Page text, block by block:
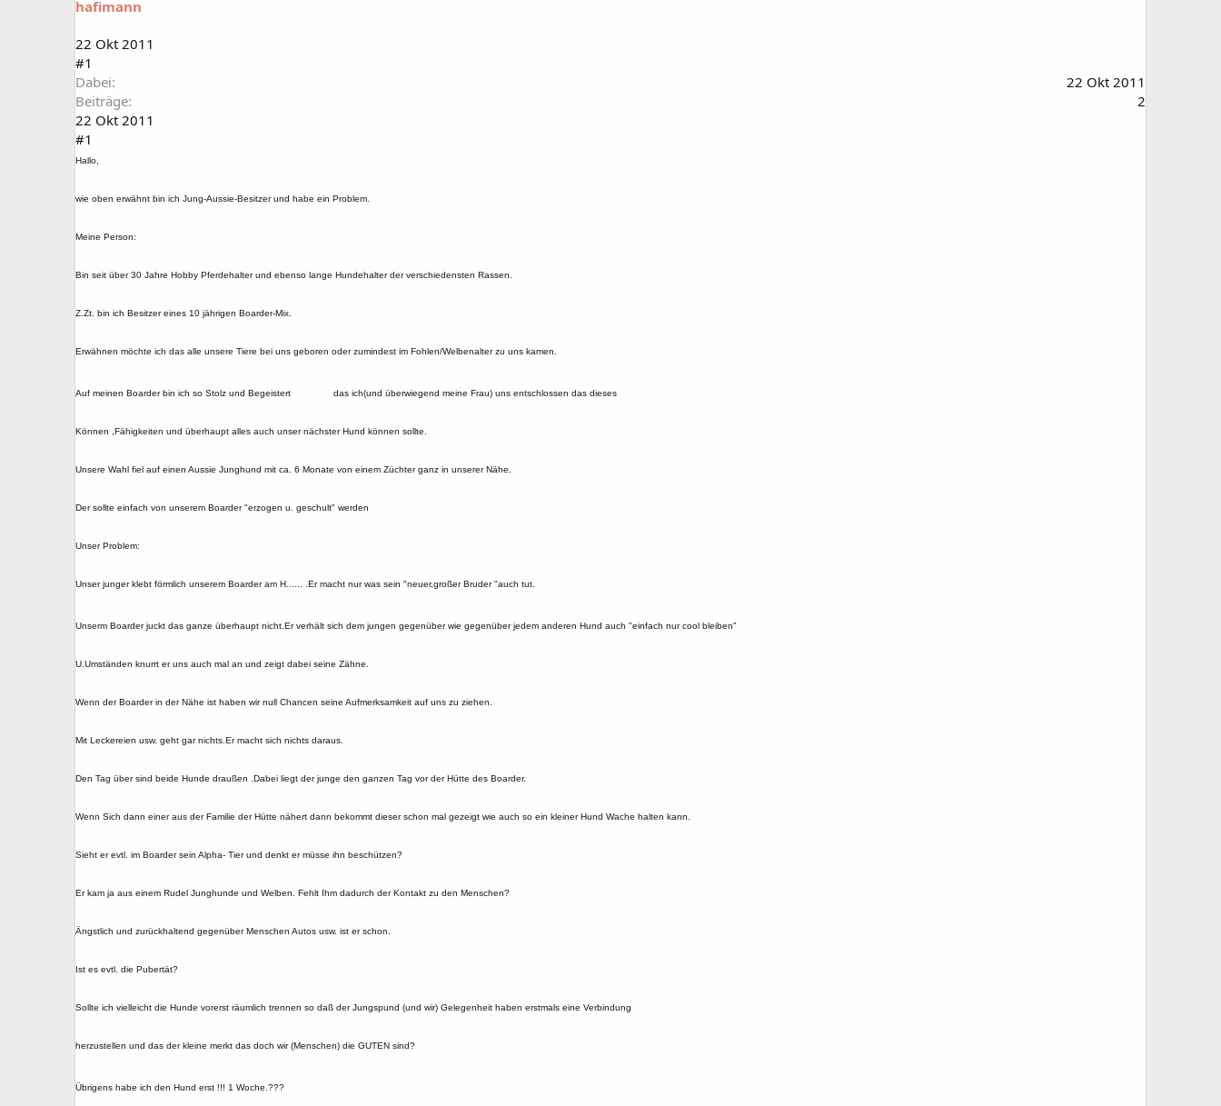
a
t
r
hafimann
22 Okt 2011
#1
Dabei
22 Okt 2011
Beiträge
2
22 Okt 2011
#1
Hallo,
wie oben erwähnt bin ich Jung-Aussie-Besitzer und habe ein Problem.
Meine Person:
Bin seit über 30 Jahre Hobby Pferdehalter und ebenso lange Hundehalter der verschiedensten Rassen.
Z.Zt. bin ich Besitzer eines 10 jährigen Boarder-Mix.
Erwähnen möchte ich das alle unsere Tiere bei uns geboren oder zumindest im Fohlen/Welbenalter zu uns kamen.
Auf meinen Boarder bin ich so Stolz und Begeistert das ich(und überwiegend meine Frau) uns entschlossen das dieses
Können ,Fähigkeiten und überhaupt alles auch unser nächster Hund können sollte.
Unsere Wahl fiel auf einen Aussie Junghund mit ca. 6 Monate von einem Züchter ganz in unserer Nähe.
Der sollte einfach von unserem Boarder "erzogen u. geschult" werden
Unser Problem:
Unser junger klebt förmlich unserem Boarder am H...... .Er macht nur was sein "neuer,großer Bruder "auch tut.
Unserm Boarder juckt das ganze überhaupt nicht.Er verhält sich dem jungen gegenüber wie gegenüber jedem anderen Hund auch "einfach nur cool bleiben"
U.Umständen knurrt er uns auch mal an und zeigt dabei seine Zähne.
Wenn der Boarder in der Nähe ist haben wir null Chancen seine Aufmerksamkeit auf uns zu ziehen.
Mit Leckereien usw. geht gar nichts.Er macht sich nichts daraus.
Den Tag über sind beide Hunde draußen .Dabei liegt der junge den ganzen Tag vor der Hütte des Boarder.
Wenn Sich dann einer aus der Familie der Hütte nähert dann bekommt dieser schon mal gezeigt wie auch so ein kleiner Hund Wache halten kann.
Sieht er evtl. im Boarder sein Alpha- Tier und denkt er müsse ihn beschützen?
Er kam ja aus einem Rudel Junghunde und Welben. Fehlt Ihm dadurch der Kontakt zu den Menschen?
Ängstlich und zurückhaltend gegenüber Menschen Autos usw. ist er schon.
Ist es evtl. die Pubertät?
Sollte ich vielleicht die Hunde vorerst räumlich trennen so daß der Jungspund (und wir) Gelegenheit haben erstmals eine Verbindung
herzustellen und das der kleine merkt das doch wir (Menschen) die GUTEN sind?
Übrigens habe ich den Hund erst !!! 1 Woche.???